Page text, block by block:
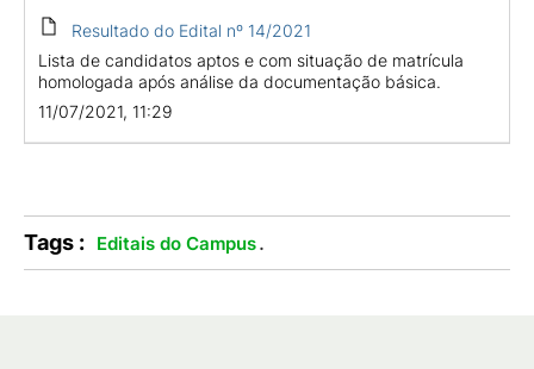
Resultado do Edital nº 14/2021
Lista de candidatos aptos e com situação de matrícula
homologada após análise da documentação básica.
11/07/2021, 11:29
Tags : Editais do Campus.